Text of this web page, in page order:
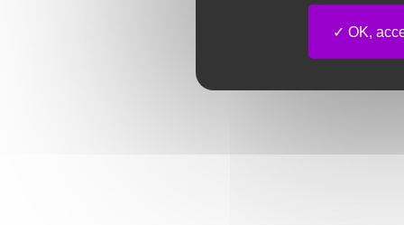
OK,